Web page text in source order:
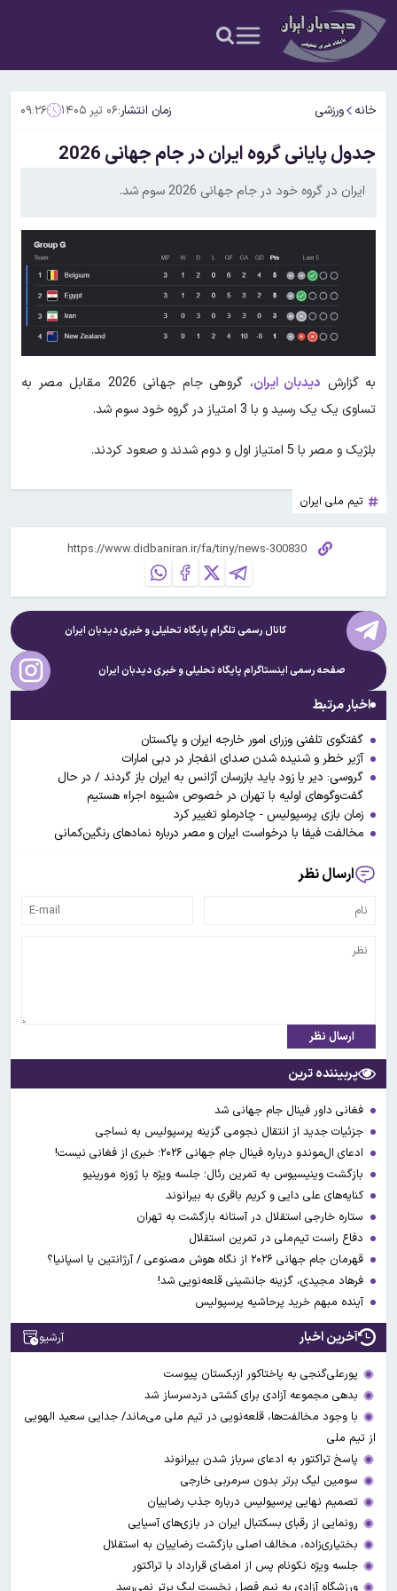
خانه ورزشی زمان انتشار:۰۶ تیر ۱۴۰۵ ۰۹:۲۶
جدول پایانی گروه ایران در جام جهانی 2026
ایران در گروه خود در جام جهانی 2026 سوم شد.
به گزارش دیدبان ایران
، گروهی جام جهانی 2026 مقابل مصر به
تساوی یک یک رسید و با 3 امتیاز در گروه خود سوم شد.
بلژیک و مصر با 5 امتیاز اول و دوم شدند و صعود کردند.
تیم ملی ایران
کانال رسمی تلگرام پایگاه تحلیلی و خبریدیدبان ایران
صفحه رسمی اینستاگرام پایگاه تحلیلی و خبریدیدبان ایران
اخبار مرتبط
گفتگوی تلفنی وزرای امور خارجه ایران و پاکستان
آژیر خطر و شنیده شدن صدای انفجار در دبی امارات
گروسی: دیر یا زود باید بازرسان آژانس به ایران باز گردند / در حال
گفت‌وگوهای اولیه با تهران در خصوص «شیوه اجرا» هستیم
زمان بازی پرسپولیس - چادرملو تغییر کرد
مخالفت فیفا با درخواست ایران و مصر درباره نمادهای رنگین‌کمانی
ارسال نظر
ارسال نظر
پربیننده ترین
فغانی داور فینال جام جهانی شد
جزئیات جدید از انتقال نجومی گزینه پرسپولیس به نساجی
ادعای ال‌‍موندو درباره فینال جام جهانی ۲۰۲۶؛ خبری از فغانی نیست!
بازگشت وینیسیوس به تمرین رئال؛ جلسه ویژه با ژوزه مورینیو
کنایه‌های علی دایی و کریم باقری به بیرانوند
ستاره خارجی استقلال در آستانه بازگشت به تهران
دفاع راست تیم‌ملی در تمرین استقلال
قهرمان جام جهانی ۲۰۲۶ از نگاه هوش مصنوعی / آرژانتین یا اسپانیا؟
فرهاد مجیدی، گزینه جانشینی قلعه‌نویی شد!
آینده مبهم خرید پرحاشیه پرسپولیس
آخرین اخبار آرشیو
پورعلی‌گنجی به پاختاکور ازبکستان پیوست
بدهی مجموعه آزادی برای کشتی دردسرساز شد
با وجود مخالفت‌ها، قلعه‌نویی در تیم ملی می‌ماند/ جدایی سعید الهویی
از تیم ملی
پاسخ تراکتور به ادعای سرباز شدن بیرانوند
سومین لیگ برتر بدون سرمربی خارجی
تصمیم نهایی پرسپولیس درباره جذب رضاییان
رونمایی از رقبای بسکتبال ایران در بازی‌های آسیایی
بختیاری‌زاده، مخالف اصلی بازگشت رضاییان به استقلال
جلسه ویژه نکونام پس از امضای قرارداد با تراکتور
ورزشگاه آزادی به نیم فصل نخست لیگ برتر نمی‌رسد